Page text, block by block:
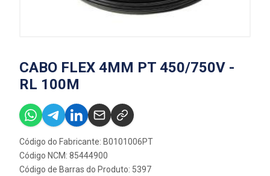
CABO FLEX 4MM PT 450/750V -
RL 100M
Código do Fabricante: B0101006PT
Código NCM: 85444900
Código de Barras do Produto: 5397